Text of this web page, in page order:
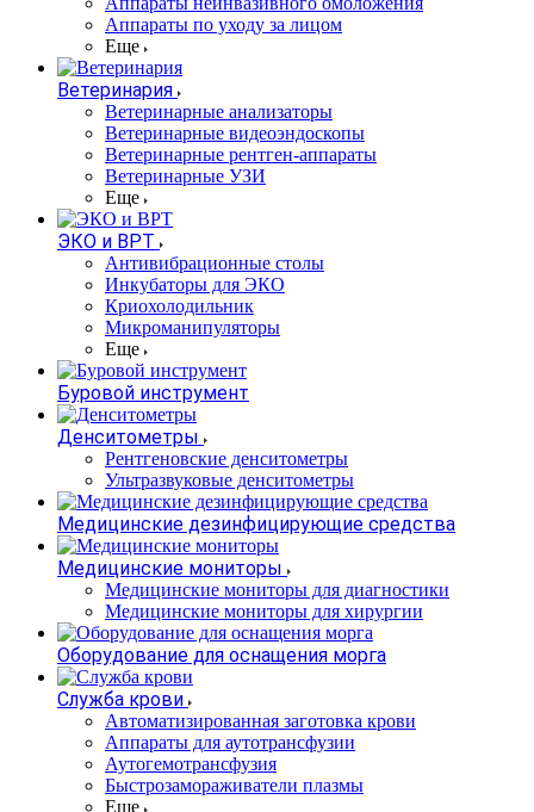
Аппараты по уходу за лицом
Еще
Ветеринария
Ветеринарные анализаторы
Ветеринарные видеоэндоскопы
Ветеринарные рентген-аппараты
Ветеринарные УЗИ
Еще
ЭКО и ВРТ
Антивибрационные столы
Инкубаторы для ЭКО
Криохолодильник
Микроманипуляторы
Еще
Буровой инструмент
Денситометры
Рентгеновские денситометры
Ультразвуковые денситометры
Медицинские дезинфицирующие средства
Медицинские мониторы
Медицинские мониторы для диагностики
Медицинские мониторы для хирургии
Оборудование для оснащения морга
Служба крови
Автоматизированная заготовка крови
Аппараты для аутотрансфузии
Аутогемотрансфузия
Быстрозамораживатели плазмы
Еще